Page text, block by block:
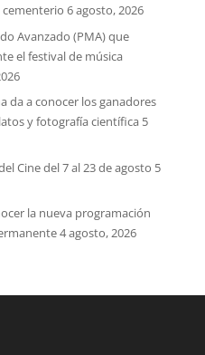
cementerio 6 agosto, 2026
Avanzado (PMA) que
el festival de música
da a conocer los ganadores
y fotografía científica 5
Cine del 7 al 23 de agosto 5
la nueva programación
4 agosto, 2026